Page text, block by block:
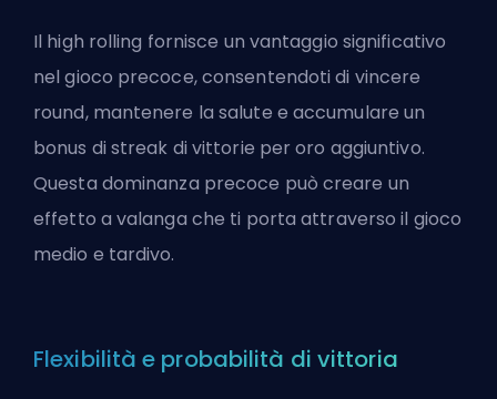
Il high rolling fornisce un vantaggio significativo
nel gioco precoce, consentendoti di vincere
round, mantenere la salute e accumulare un
bonus di streak di vittorie per oro aggiuntivo.
Questa dominanza precoce può creare un
effetto a valanga che ti porta attraverso il gioco
medio e tardivo.
Flexibilità e probabilità di vittoria